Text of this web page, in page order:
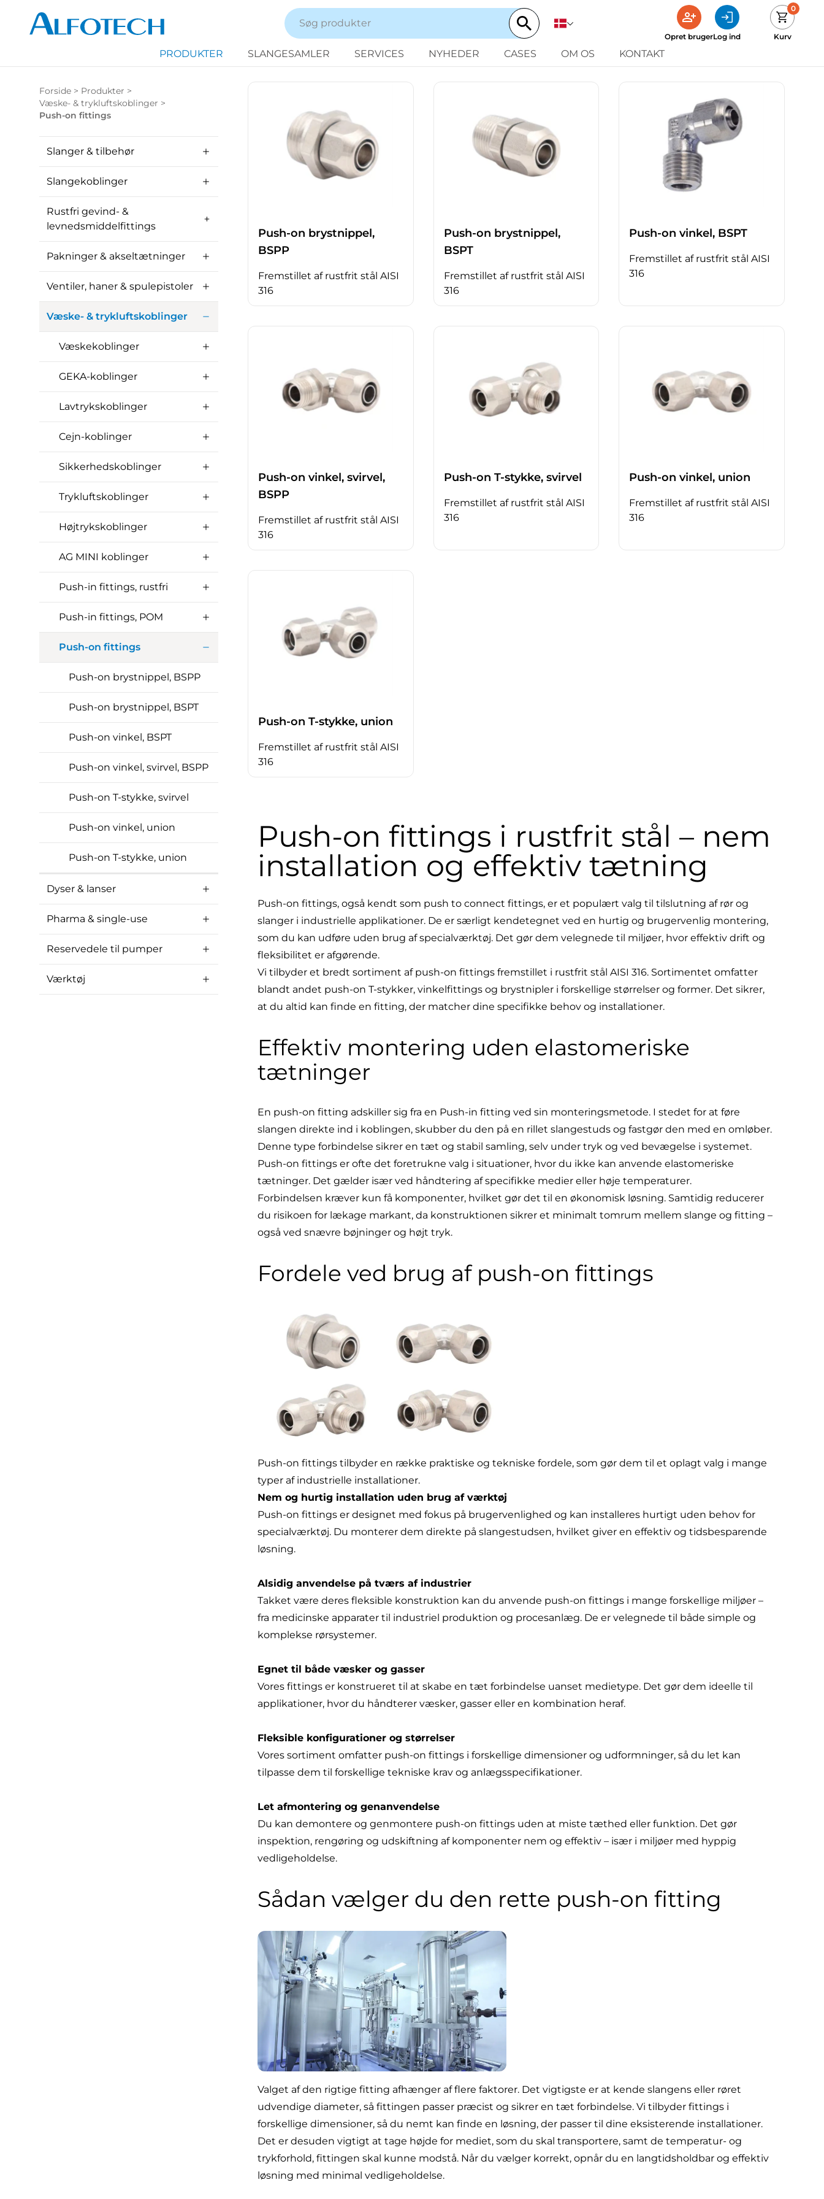
Opret brugerLog ind
0
Kurv
PRODUKTER SLANGESAMLER SERVICES NYHEDER CASES OM OS KONTAKT
Forside > Produkter >
Væske- & trykluftskoblinger >
Push-on fittings
Slanger & tilbehør
Slangekoblinger
Rustfri gevind- &
levnedsmiddelfittings
Pakninger & akseltætninger
Ventiler, haner & spulepistoler
Væske- & trykluftskoblinger
Væskekoblinger
GEKA-koblinger
Lavtrykskoblinger
Cejn-koblinger
Sikkerhedskoblinger
Trykluftskoblinger
Højtrykskoblinger
AG MINI koblinger
Push-in fittings, rustfri
Push-in fittings, POM
Push-on fittings
Push-on brystnippel, BSPP
Push-on brystnippel, BSPT
Push-on vinkel, BSPT
Push-on vinkel, svirvel, BSPP
Push-on T-stykke, svirvel
Push-on vinkel, union
Push-on T-stykke, union
Dyser & lanser
Pharma & single-use
Reservedele til pumper
Værktøj
Push-on brystnippel,
BSPP
Fremstillet af rustfrit stål AISI
316
Push-on brystnippel,
BSPT
Fremstillet af rustfrit stål AISI
316
Push-on vinkel, BSPT
Fremstillet af rustfrit stål AISI
316
Push-on vinkel, svirvel,
BSPP
Fremstillet af rustfrit stål AISI
316
Push-on T-stykke, svirvel
Fremstillet af rustfrit stål AISI
316
Push-on vinkel, union
Fremstillet af rustfrit stål AISI
316
Push-on T-stykke, union
Fremstillet af rustfrit stål AISI
316
Push-on fittings i rustfrit stål – nem
installation og effektiv tætning
Push-on fittings, også kendt som push to connect fittings, er et populært valg til tilslutning af rør og
slanger i industrielle applikationer. De er særligt kendetegnet ved en hurtig og brugervenlig montering,
som du kan udføre uden brug af specialværktøj. Det gør dem velegnede til miljøer, hvor effektiv drift og
fleksibilitet er afgørende.
Vi tilbyder et bredt sortiment af push-on fittings fremstillet i rustfrit stål AISI 316. Sortimentet omfatter
blandt andet push-on T-stykker, vinkelfittings og brystnipler i forskellige størrelser og former. Det sikrer,
at du altid kan finde en fitting, der matcher dine specifikke behov og installationer.
Effektiv montering uden elastomeriske
tætninger
En push-on fitting adskiller sig fra en Push-in fitting ved sin monteringsmetode. I stedet for at føre
slangen direkte ind i koblingen, skubber du den på en rillet slangestuds og fastgør den med en omløber.
Denne type forbindelse sikrer en tæt og stabil samling, selv under tryk og ved bevægelse i systemet.
Push-on fittings er ofte det foretrukne valg i situationer, hvor du ikke kan anvende elastomeriske
tætninger. Det gælder især ved håndtering af specifikke medier eller høje temperaturer.
Forbindelsen kræver kun få komponenter, hvilket gør det til en økonomisk løsning. Samtidig reducerer
du risikoen for lækage markant, da konstruktionen sikrer et minimalt tomrum mellem slange og fitting –
også ved snævre bøjninger og højt tryk.
Fordele ved brug af push-on fittings
Push-on fittings tilbyder en række praktiske og tekniske fordele, som gør dem til et oplagt valg i mange
typer af industrielle installationer.
Nem og hurtig installation uden brug af værktøj
Push-on fittings er designet med fokus på brugervenlighed og kan installeres hurtigt uden behov for
specialværktøj. Du monterer dem direkte på slangestudsen, hvilket giver en effektiv og tidsbesparende
løsning.
Alsidig anvendelse på tværs af industrier
Takket være deres fleksible konstruktion kan du anvende push-on fittings i mange forskellige miljøer –
fra medicinske apparater til industriel produktion og procesanlæg. De er velegnede til både simple og
komplekse rørsystemer.
Egnet til både væsker og gasser
Vores fittings er konstrueret til at skabe en tæt forbindelse uanset medietype. Det gør dem ideelle til
applikationer, hvor du håndterer væsker, gasser eller en kombination heraf.
Fleksible konfigurationer og størrelser
Vores sortiment omfatter push-on fittings i forskellige dimensioner og udformninger, så du let kan
tilpasse dem til forskellige tekniske krav og anlægsspecifikationer.
Let afmontering og genanvendelse
Du kan demontere og genmontere push-on fittings uden at miste tæthed eller funktion. Det gør
inspektion, rengøring og udskiftning af komponenter nem og effektiv – især i miljøer med hyppig
vedligeholdelse.
Sådan vælger du den rette push-on fitting
Valget af den rigtige fitting afhænger af flere faktorer. Det vigtigste er at kende slangens eller røret
udvendige diameter, så fittingen passer præcist og sikrer en tæt forbindelse. Vi tilbyder fittings i
forskellige dimensioner, så du nemt kan finde en løsning, der passer til dine eksisterende installationer.
Det er desuden vigtigt at tage højde for mediet, som du skal transportere, samt de temperatur- og
trykforhold, fittingen skal kunne modstå. Når du vælger korrekt, opnår du en langtidsholdbar og effektiv
løsning med minimal vedligeholdelse.